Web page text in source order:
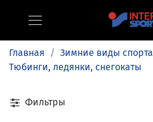
Главная
Зимние виды спорта
Тюбинги, ледянки, снегокаты
Фильтры